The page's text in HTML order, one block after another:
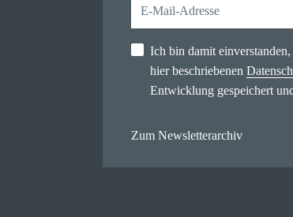
Ich bin damit
hier beschriebenen
Entwicklung gespeichert
Zum Newsletterarchiv